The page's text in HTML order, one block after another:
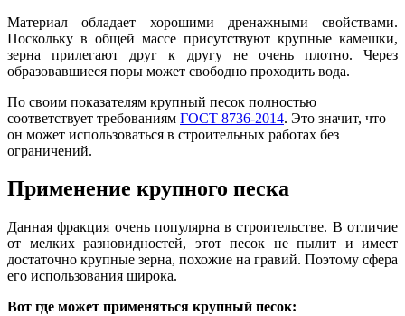
Материал обладает хорошими дренажными свойствами.
Поскольку в общей массе присутствуют крупные камешки,
зерна прилегают друг к другу не очень плотно. Через
образовавшиеся поры может свободно проходить вода.
По своим показателям крупный песок полностью
соответствует требованиям ГОСТ 8736-2014. Это значит, что
он может использоваться в строительных работах без
ограничений.
Применение крупного песка
Данная фракция очень популярна в строительстве. В отличие
от мелких разновидностей, этот песок не пылит и имеет
достаточно крупные зерна, похожие на гравий. Поэтому сфера
его использования широка.
Вот где может применяться крупный песок: